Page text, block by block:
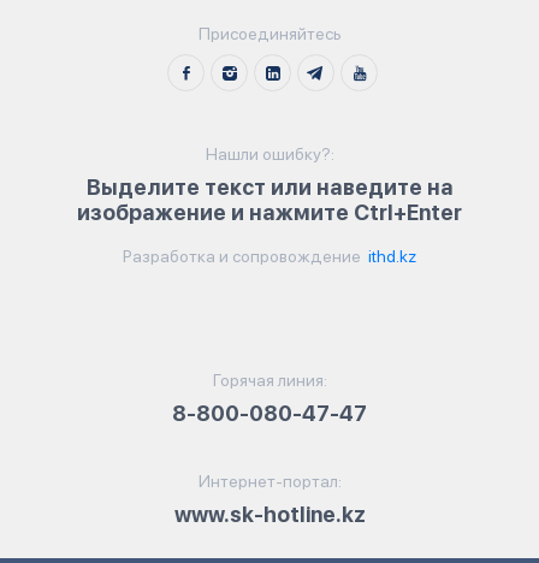
Присоединяйтесь
Нашли ошибку?:
Выделите текст или наведите на
изображение и нажмите Ctrl+Enter
Разработка и сопровождение ithd.kz
Горячая линия:
8-800-080-47-47
Интернет-портал:
www.sk-hotline.kz